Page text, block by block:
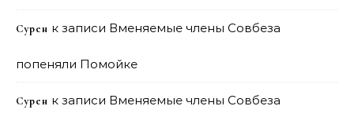
Сурен к записи Вменяемые члены Совбеза
попеняли Помойке
Сурен к записи Вменяемые члены Совбеза